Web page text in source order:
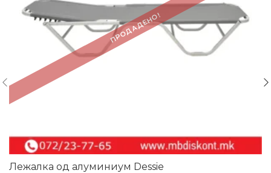
ПРОДАДЕНО!
Лежалка од алуминиум Dessie